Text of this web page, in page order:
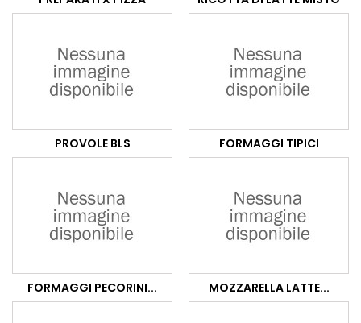
PROVOLE BLS FORMAGGI TIPICI
FORMAGGI PECORINI... MOZZARELLA LATTE...